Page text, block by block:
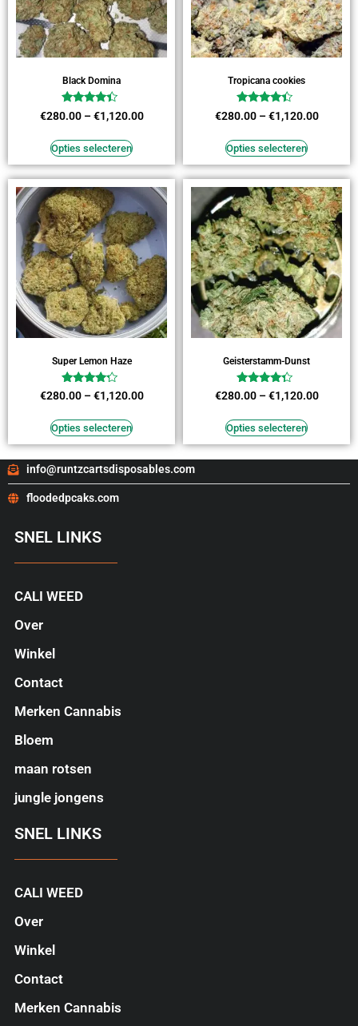
Black Domina
Waardering
4.18
€280.00–€1,120.00
Opties selecteren
Tropicana cookies
Waardering
4.18
€280.00–€1,120.00
Opties selecteren
Super Lemon Haze
Waardering
4.00
€280.00–€1,120.00
Opties selecteren
Geisterstamm-Dunst
Waardering
4.09
€280.00–€1,120.00
Opties selecteren
info@runtzcartsdisposables.com
floodedpcaks.com
SNEL LINKS
CALI WEED
Over
Winkel
Contact
Merken Cannabis
Bloem
maan rotsen
jungle jongens
SNEL LINKS
CALI WEED
Over
Winkel
Contact
Merken Cannabis